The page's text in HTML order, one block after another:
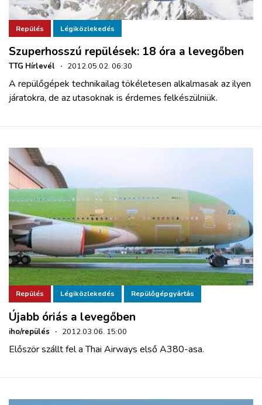
Repülés Légiközlekedés
Szuperhosszú repülések: 18 óra a levegőben
TTG Hírlevél · 2012.05.02. 06:30
A repülőgépek technikailag tökéletesen alkalmasak az ilyen
járatokra, de az utasoknak is érdemes felkészülniük.
Repülés Légiközlekedés Repülőgépgyártás
Újabb óriás a levegőben
iho/repülés · 2012.03.06. 15:00
Először szállt fel a Thai Airways első A380-asa.